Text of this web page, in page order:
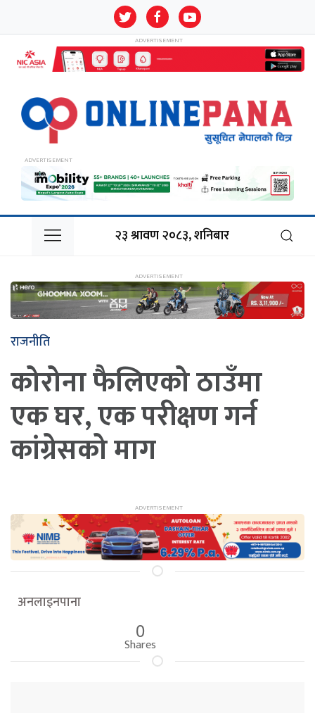
२३ श्रावण २०८३, शनिबार
राजनीति
कोरोना फैलिएको ठाउँमा
एक घर, एक परीक्षण गर्न
कांग्रेसको माग
अनलाइनपाना
0
Shares